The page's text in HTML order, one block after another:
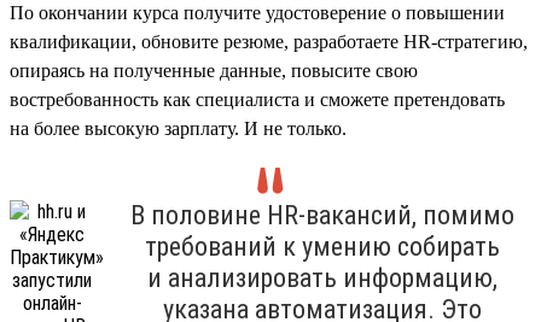
По окончании курса получите удостоверение о повышении
квалификации, обновите резюме, разработаете HR-стратегию,
опираясь на полученные данные, повысите свою
востребованность как специалиста и сможете претендовать
на более высокую зарплату. И не только.
В половине HR-вакансий, помимо
требований к умению собирать
и анализировать информацию,
указана автоматизация. Это